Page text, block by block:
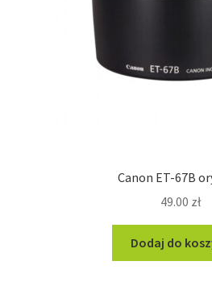
Canon ET-67B
49.00 zł
Dodaj do